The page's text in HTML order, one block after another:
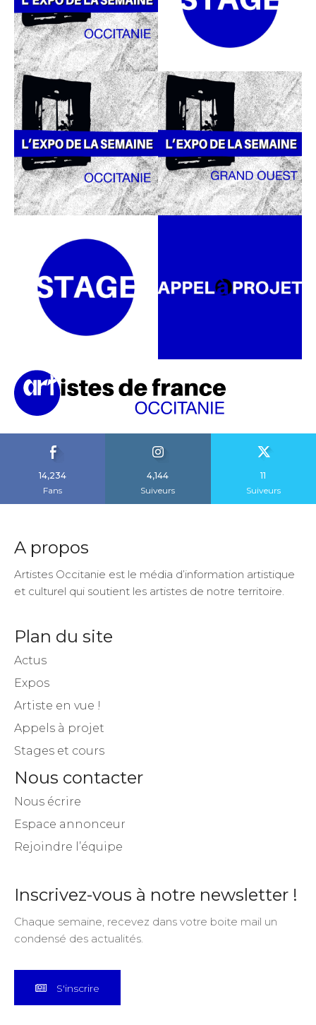
14,234
Fans
4,144
Suiveurs
11
Suiveurs
A propos
Artistes Occitanie est le média d’information artistique
et culturel qui soutient les artistes de notre territoire.
Plan du site
Actus
Expos
Artiste en vue !
Appels à projet
Stages et cours
Nous contacter
Nous écrire
Espace annonceur
Rejoindre l’équipe
Inscrivez-vous à notre newsletter !
Chaque semaine, recevez dans votre boite mail un
condensé des actualités.
S'inscrire